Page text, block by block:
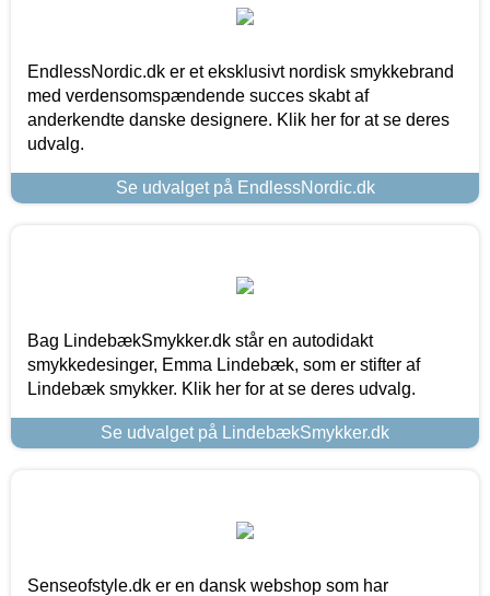
EndlessNordic.dk er et eksklusivt nordisk smykkebrand
med verdensomspændende succes skabt af
anderkendte danske designere. Klik her for at se deres
udvalg.
Se udvalget på EndlessNordic.dk
Bag LindebækSmykker.dk står en autodidakt
smykkedesinger, Emma Lindebæk, som er stifter af
Lindebæk smykker. Klik her for at se deres udvalg.
Se udvalget på LindebækSmykker.dk
Senseofstyle.dk er en dansk webshop som har